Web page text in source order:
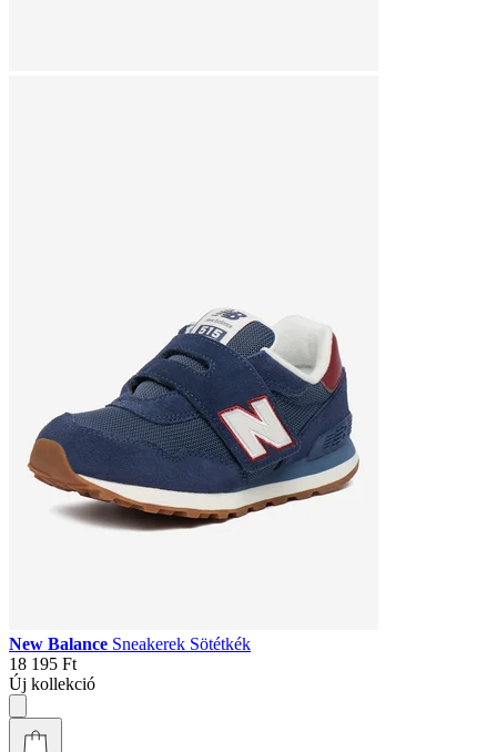
New Balance Sneakerek Sötétkék
18 195 Ft
Új kollekció